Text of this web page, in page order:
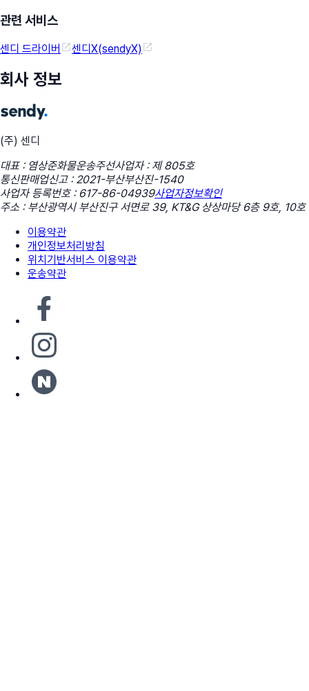
관련 서비스
센디 드라이버 센디X(sendyX)
회사 정보
(주) 센디
대표 : 염상준화물운송주선사업자 : 제 805호
통신판매업신고 : 2021-부산부산진-1540
사업자 등록번호 : 617-86-04939사업자정보확인
주소 : 부산광역시 부산진구 서면로 39, KT&G 상상마당 6층 9호, 10호
이용약관
개인정보처리방침
위치기반서비스 이용약관
운송약관